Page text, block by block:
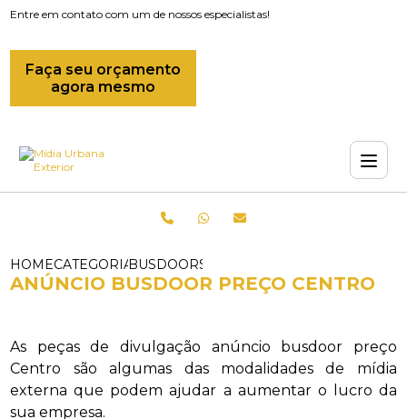
Entre em contato com um de nossos especialistas!
Faça seu orçamento
agora mesmo
HOMECATEGORIASBUSDOORS_OUTDOOR
ANÚNCIO BUSDOOR PREÇO CENTRO
As peças de divulgação anúncio busdoor preço
Centro são algumas das modalidades de mídia
externa que podem ajudar a aumentar o lucro da
sua empresa.